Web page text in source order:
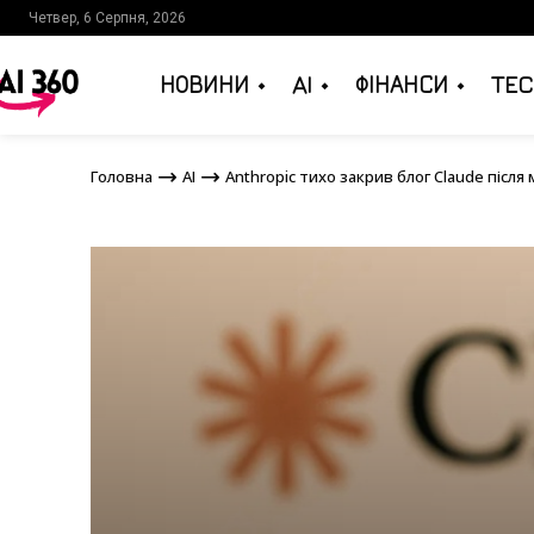
Четвер, 6 Серпня, 2026
НОВИНИ AI ФІНАНСИ
Головна AI Anthropic тихо закрив блог Claude
Головна AI Anthropic тихо закрив блог Claude після